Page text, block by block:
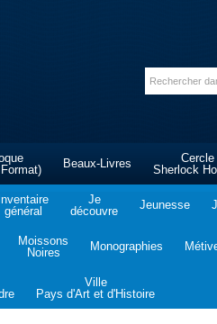
Beaux-Livres
Cercle
Sherlock
Inventaire
général
Je
découvre
Jeunesse
Moissons
Noires
Monographies
Ville
Pays d'Art et d'Histoire